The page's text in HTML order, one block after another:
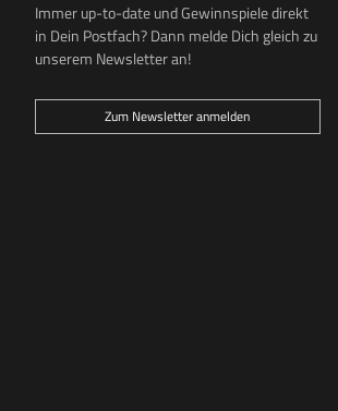
Immer up-to-date und Gewinnspiele direkt
in Dein Postfach? Dann melde Dich gleich zu
unserem Newsletter an!
Zum Newsletter anmelden